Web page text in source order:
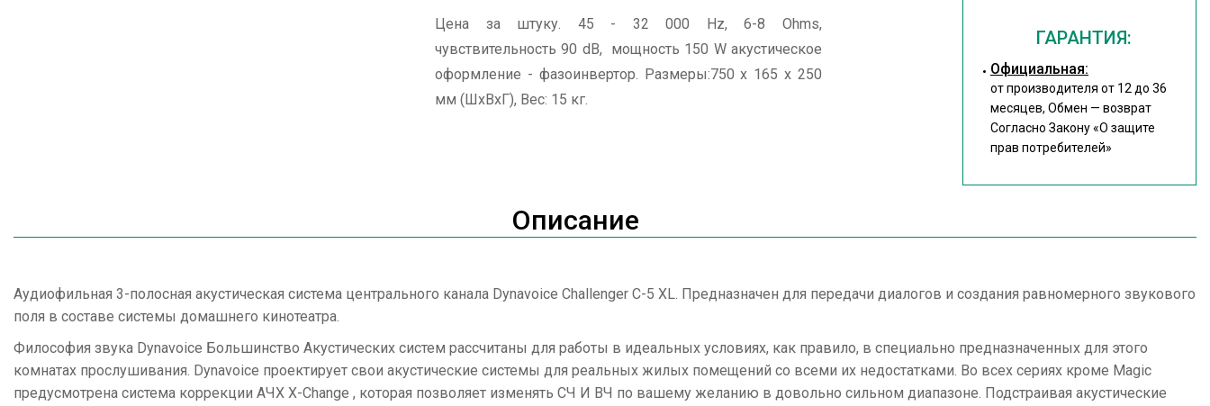
Цена за штуку. 45 - 32 000 Hz, 6-8 Ohms,
чувствительность 90 dB, мощность 150 W акустическое
оформление - фазоинвертор. Размеры:750 х 165 х 250
мм (ШхВхГ), Вес: 15 кг.
ГАРАНТИЯ:
Официальная:
от производителя от 12 до 36
месяцев, Обмен — возврат
Согласно Закону«О защите
прав потребителей»
Описание
Аудиофильная 3-полосная акустическая система центрального канала Dynavoice Challenger C-5 XL. Предназначен для передачи диалогов и создания равномерного звукового
поля в составе системы домашнего кинотеатра.
Философия звука Dynavoice Большинство Акустических систем рассчитаны для работы в идеальных условиях, как правило, в специально предназначенных для этого
комнатах прослушивания. Dynavoice проектирует свои акустические системы для реальных жилых помещений со всеми их недостатками. Во всех сериях кроме Magiс
предусмотрена система коррекции АЧХ X-Change , которая позволяет изменять СЧ И ВЧ по вашему желанию в довольно сильном диапазоне. Подстраивая акустические